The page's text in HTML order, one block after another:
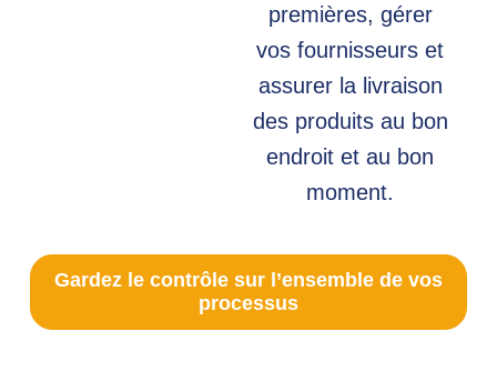
premières, gérer
vos fournisseurs et
assurer la livraison
des produits au bon
endroit et au bon
moment.
Gardez le contrôle sur l’ensemble de vos
processus